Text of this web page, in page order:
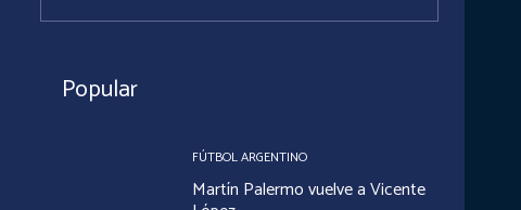
Popular
FÚTBOL ARGENTINO
Martín Palermo vuelve a Vicente